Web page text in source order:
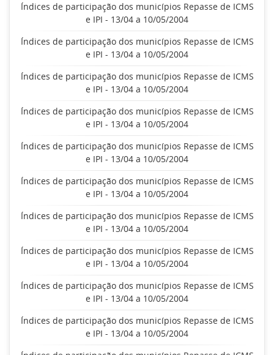
Índices de participação dos municípios Repasse de ICMS
e IPI - 13/04 a 10/05/2004
Índices de participação dos municípios Repasse de ICMS
e IPI - 13/04 a 10/05/2004
Índices de participação dos municípios Repasse de ICMS
e IPI - 13/04 a 10/05/2004
Índices de participação dos municípios Repasse de ICMS
e IPI - 13/04 a 10/05/2004
Índices de participação dos municípios Repasse de ICMS
e IPI - 13/04 a 10/05/2004
Índices de participação dos municípios Repasse de ICMS
e IPI - 13/04 a 10/05/2004
Índices de participação dos municípios Repasse de ICMS
e IPI - 13/04 a 10/05/2004
Índices de participação dos municípios Repasse de ICMS
e IPI - 13/04 a 10/05/2004
Índices de participação dos municípios Repasse de ICMS
e IPI - 13/04 a 10/05/2004
Índices de participação dos municípios Repasse de ICMS
e IPI - 13/04 a 10/05/2004